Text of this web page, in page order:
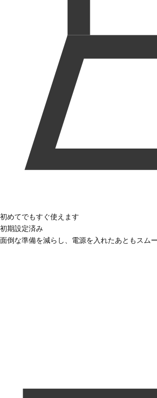
初めてでもすぐ使えます
初期設定済み
面倒な準備を減らし、電源を入れたあともスム